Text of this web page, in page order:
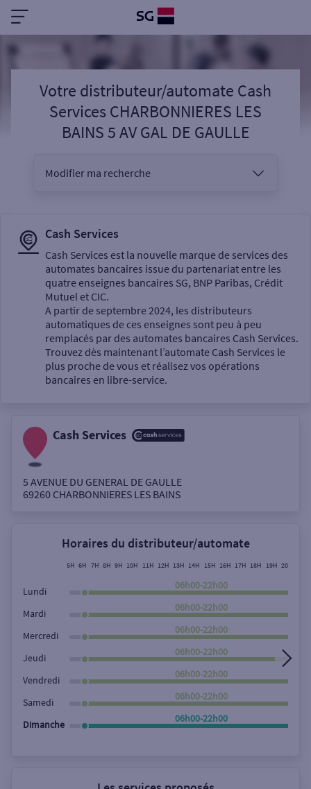
Votre distributeur/automate Cash
Services CHARBONNIERES LES
BAINS 5 AV GAL DE GAULLE
Modifier ma recherche
Sélectionnez votre recherche
Un service
Autour de moi
Rue
Rechercher
Cash Services
Cash Services est la nouvelle marque de services des
automates bancaires issue du partenariat entre les
quatre enseignes bancaires SG, BNP Paribas, Crédit
Mutuel et CIC.
A partir de septembre 2024, les distributeurs
automatiques de ces enseignes sont peu à peu
remplacés par des automates bancaires Cash Services.
Trouvez dès maintenant l’automate Cash Services le
plus proche de vous et réalisez vos opérations
bancaires en libre-service.
Cash Services
5 AVENUE DU GENERAL DE GAULLE
69260 CHARBONNIERES LES BAINS
Horaires du distributeur/automate
5H 6H 7H 8H 9H 10H 11H 12H 13H 14H 15H 16H 17H 18H 19H 20H
Lundi
06h00-22h00
Mardi
06h00-22h00
Mercredi
06h00-22h00
Jeudi
06h00-22h00
Vendredi
06h00-22h00
Samedi
06h00-22h00
Dimanche
06h00-22h00